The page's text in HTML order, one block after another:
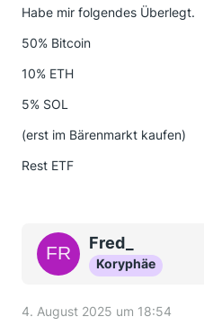
Habe mir folgendes Überlegt.
50% Bitcoin
10% ETH
5% SOL
(erst im Bärenmarkt kaufen)
Rest ETF
Fred_
Koryphäe
4. August 2025 um 18:54